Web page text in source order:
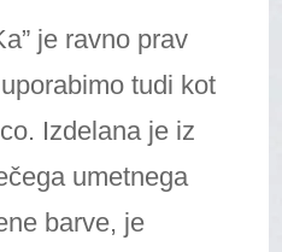
je ravno prav
tudi kot
Izdelana je iz
umetnega
barve, je